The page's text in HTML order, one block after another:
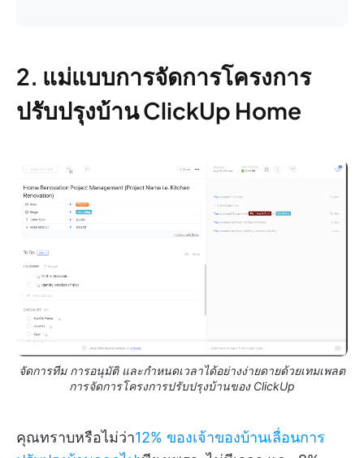
2. แม่แบบการจัดการโครงการ
ปรับปรุงบ้าน ClickUp Home
จัดการทีม การอนุมัติ และกำหนดเวลาได้อย่างง่ายดายด้วยเทมเพลต
การจัดการโครงการปรับปรุงบ้านของ ClickUp
คุณทราบหรือไม่ว่า12% ของเจ้าของบ้านเลื่อนการ